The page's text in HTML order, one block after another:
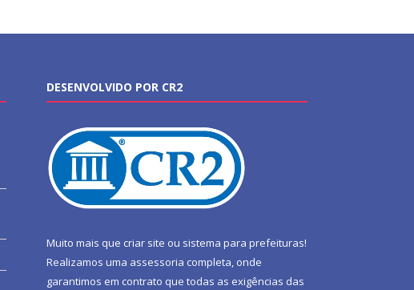
DESENVOLVIDO POR CR2
Muito mais que criar site ou sistema para prefeituras!
Realizamos uma assessoria completa, onde
garantimos em contrato que todas as exigências das